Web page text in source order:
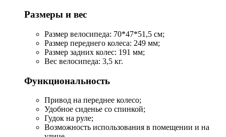
Размеры и вес
Размер велосипеда: 70*47*51,5 см;
Размер переднего колеса: 249 мм;
Размер задних колес: 191 мм;
Вес велосипеда: 3,5 кг.
Функциональность
Привод на переднее колесо;
Удобное сиденье со спинкой;
Гудок на руле;
Возможность использования в помещении и на